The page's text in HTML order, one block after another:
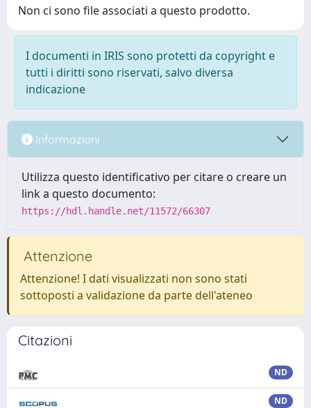
Non ci sono file associati a questo prodotto.
I documenti in IRIS sono protetti da copyright e
tutti i diritti sono riservati, salvo diversa
indicazione
Informazioni
Utilizza questo identificativo per citare o creare un
link a questo documento:
https://hdl.handle.net/11572/66307
Attenzione
Attenzione! I dati visualizzati non sono stati
sottoposti a validazione da parte dell'ateneo
Citazioni
ND
ND